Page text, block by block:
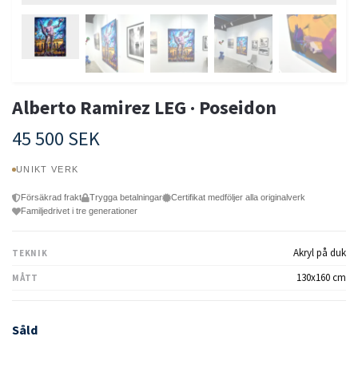
Alberto Ramirez LEG · Poseidon
45 500 SEK
UNIKT VERK
Försäkrad frakt Trygga betalningar
Certifikat medföljer alla originalverk
Familjedrivet i tre generationer
TEKNIK Akryl på duk
MÅTT 130x160 cm
Såld